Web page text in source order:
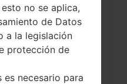
datos de fábrica
no se aplica,
de Datos
a la legislación
protección de
necesario para